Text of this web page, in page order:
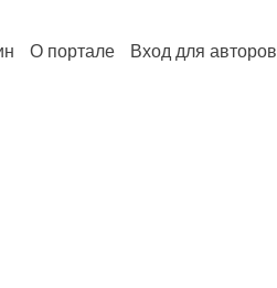
О портале Вход для авторов